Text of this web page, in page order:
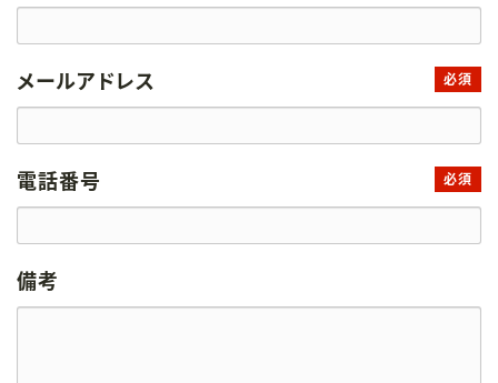
メールアドレス 必須
電話番号 必須
備考